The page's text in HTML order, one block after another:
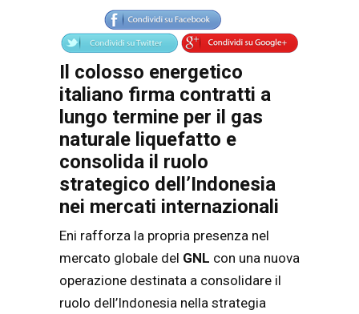
Il colosso energetico
italiano firma contratti a
lungo termine per il gas
naturale liquefatto e
consolida il ruolo
strategico dell’Indonesia
nei mercati internazionali
Eni rafforza la propria presenza nel
mercato globale del GNL con una nuova
operazione destinata a consolidare il
ruolo dell’Indonesia nella strategia